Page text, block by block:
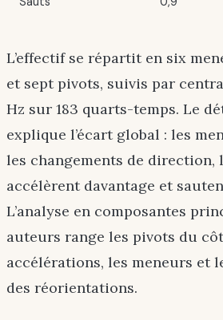
L’effectif se répartit en six
et sept pivots, suivis par
Hz sur 183 quarts-temps. Le
explique l’écart global : les
les changements de direction,
accélèrent davantage et
L’analyse en composantes
auteurs range les pivots du
accélérations, les meneurs et
des réorientations.